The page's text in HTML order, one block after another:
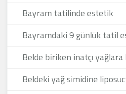
Bayram tatilinde estetik
Bayramdaki 9 günlük tatil
Belde biriken inatçı
Beldeki yağ simidine